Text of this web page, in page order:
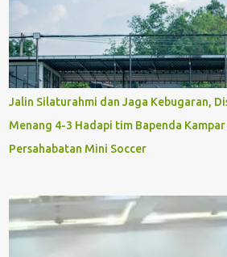
Jalin Silaturahmi dan Jaga Kebugaran,
Menang 4-3 Hadapi tim Bapenda
Persahabatan Mini Soccer